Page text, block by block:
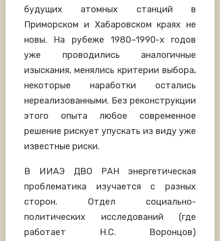
будущих атомных станций в
Приморском и Хабаровском краях не
новы. На рубеже 1980–1990-х годов
уже проводились аналогичные
изыскания, менялись критерии выбора,
некоторые наработки остались
нереализованными. Без реконструкции
этого опыта любое современное
решение рискует упускать из виду уже
известные риски.
В ИИАЭ ДВО РАН энергетическая
проблематика изучается с разных
сторон. Отдел социально-
политических исследований (где
работает Н.С. Воронцов)